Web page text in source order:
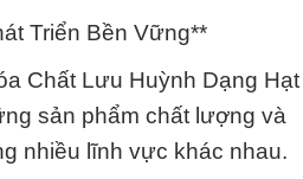
Triển Bền Vững**
Chất Lưu Huỳnh Dạng Hạt
sản phẩm chất lượng và
nhiều lĩnh vực khác nhau.